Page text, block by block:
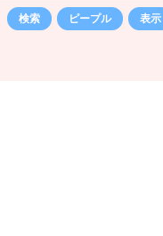
検索 ピープル 表示